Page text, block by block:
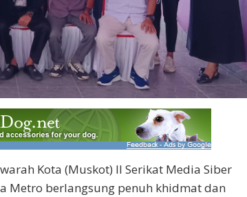
Kota (Muskot) II Serikat Media Siber
Metro berlangsung penuh khidmat dan